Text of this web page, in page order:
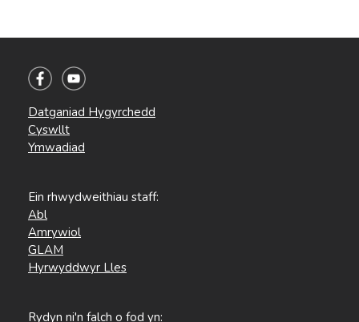
Datganiad Hygyrchedd
Cyswllt
Ymwadiad
Ein rhwydweithiau staff:
Abl
Amrywiol
GLAM
Hyrwyddwyr Lles
Rydyn ni'n falch o fod yn: